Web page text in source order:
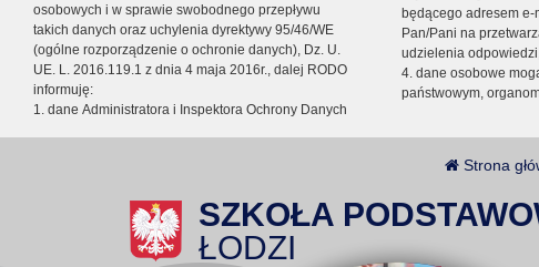
osobowych i w sprawie swobodnego przepływu
takich danych oraz uchylenia dyrektywy 95/46/WE
(ogólne rozporządzenie o ochronie danych), Dz. U.
UE. L. 2016.119.1 z dnia 4 maja 2016r., dalej RODO
informuję:
1. dane Administratora i Inspektora Ochrony Danych
będącego adresem
Pan/Pani na
udzielenia
4. dane osobowe
państwowym,
Strona
SZKOŁA
ŁODZI